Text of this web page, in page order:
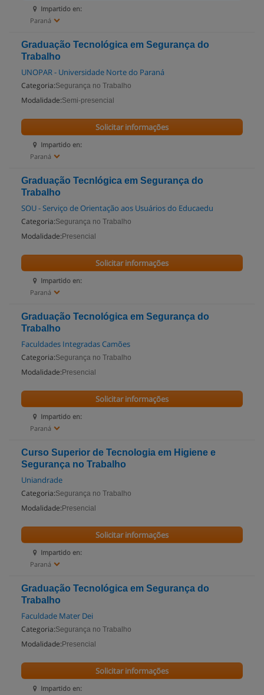
Impartido en:
Paraná
Graduação Tecnológica em Segurança do
Trabalho
UNOPAR - Universidade Norte do Paraná
Categoria:Segurança no Trabalho
Modalidade:Semi-presencial
Impartido en:
Paraná
Solicitar informações
Graduação Tecnlógica em Segurança do
Trabalho
SOU - Serviço de Orientação aos Usuários do Educaedu
Categoria:Segurança no Trabalho
Modalidade: Presencial
Impartido en:
Paraná
Solicitar informações
Graduação Tecnológica em Segurança do
Trabalho
Faculdades Integradas Camões
Categoria:Segurança no Trabalho
Modalidade: Presencial
Impartido en:
Paraná
Solicitar informações
Curso Superior de Tecnologia em Higiene e
Segurança no Trabalho
Uniandrade
Categoria:Segurança no Trabalho
Modalidade: Presencial
Impartido en:
Paraná
Solicitar informações
Graduação Tecnológica em Segurança do
Trabalho
Faculdade Mater Dei
Categoria:Segurança no Trabalho
Modalidade: Presencial
Impartido en:
Solicitar informações